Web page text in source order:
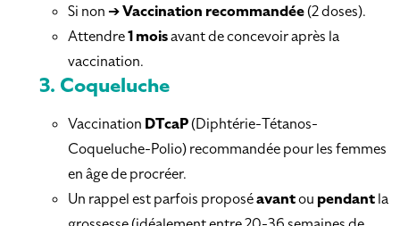
Si non ➔Vaccination recommandée(2 doses).
Attendre1 moisavant de concevoir après la
vaccination.
3. Coqueluche
Vaccination DTcaP(Diphtérie-Tétanos-
Coqueluche-Polio) recommandée pour les femmes
en âge de procréer.
Un rappel est parfois proposéavantou pendantla